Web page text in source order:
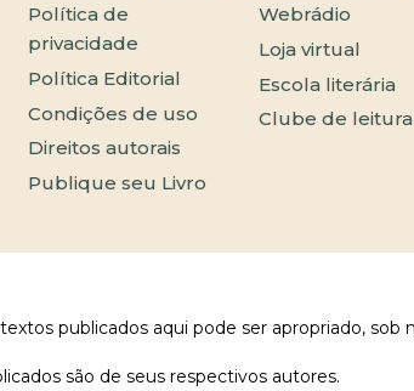
Política de
privacidade
Política Editorial
Condições de uso
Direitos autorais
Publique seu Livro
Webrádio
Loja virtual
Escola literária
Clube de leitura
publicados aqui pode ser apropriado,
são de seus respectivos autores.